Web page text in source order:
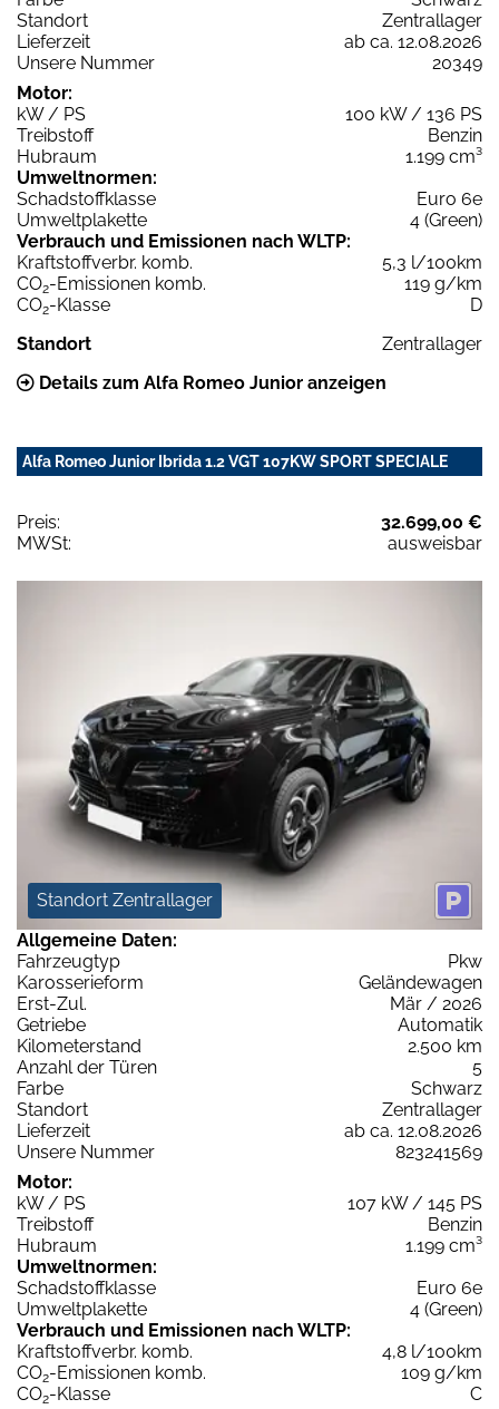
Standort
Zentrallager
Lieferzeit
ab ca. 12.08.2026
Unsere Nummer
20349
Motor:
kW / PS
100 kW / 136 PS
Treibstoff
Benzin
Hubraum
1.199 cm³
Umweltnormen:
Schadstoffklasse
Euro 6e
Umweltplakette
4 (Green)
Verbrauch und Emissionen nach WLTP:
Kraftstoffverbr. komb.
5,3 l/100km
CO2-Emissionen komb.
119 g/km
CO2-Klasse
D
Standort
Zentrallager
Details zum Alfa Romeo Junior anzeigen
Alfa Romeo Junior Ibrida 1.2 VGT 107KW SPORT SPECIALE
Preis:
32.699,00 €
MWSt:
ausweisbar
Standort Zentrallager
Allgemeine Daten:
Fahrzeugtyp
Pkw
Karosserieform
Geländewagen
Erst-Zul.
Mär / 2026
Getriebe
Automatik
Kilometerstand
2.500 km
Anzahl der Türen
5
Farbe
Schwarz
Standort
Zentrallager
Lieferzeit
ab ca. 12.08.2026
Unsere Nummer
823241569
Motor:
kW / PS
107 kW / 145 PS
Treibstoff
Benzin
Hubraum
1.199 cm³
Umweltnormen:
Schadstoffklasse
Euro 6e
Umweltplakette
4 (Green)
Verbrauch und Emissionen nach WLTP:
Kraftstoffverbr. komb.
4,8 l/100km
CO2-Emissionen komb.
109 g/km
CO2-Klasse
C